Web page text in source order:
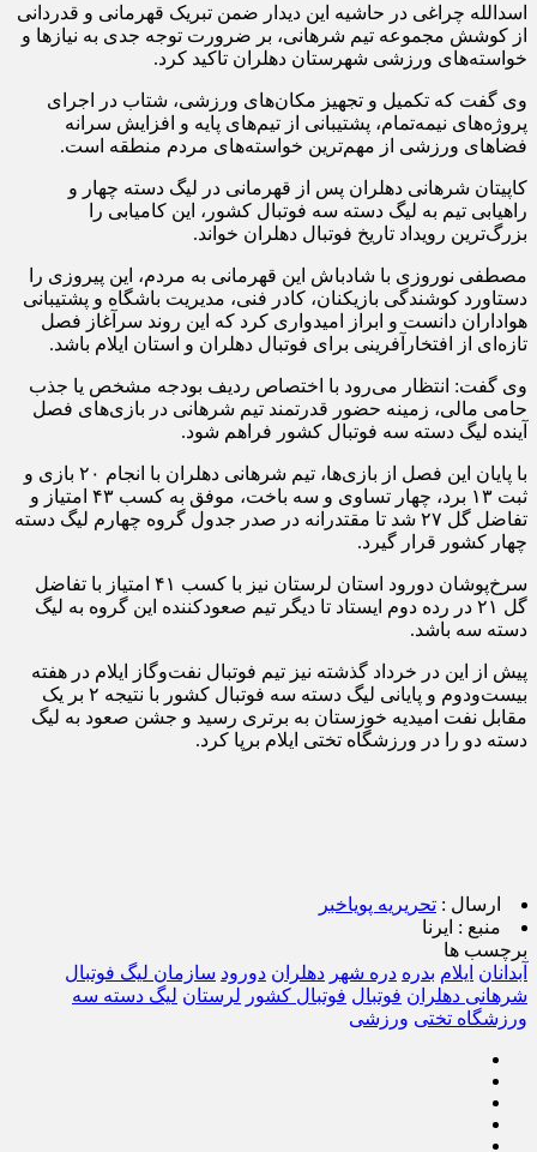
اسدالله چراغی در حاشیه این دیدار ضمن تبریک قهرمانی و قدردانی
از کوشش مجموعه تیم شرهانی، بر ضرورت توجه جدی به نیازها و
خواسته‌های ورزشی شهرستان دهلران تاکید کرد.
وی گفت که تکمیل و تجهیز مکان‌های ورزشی، شتاب‌ در اجرای
پروژه‌های نیمه‌تمام، پشتیبانی از تیم‌های پایه و افزایش سرانه
فضاهای ورزشی از مهم‌ترین خواسته‌های مردم منطقه است.
کاپیتان شرهانی دهلران پس از قهرمانی در لیگ دسته چهار و
راهیابی تیم به لیگ دسته سه فوتبال کشور، این کامیابی را
بزرگ‌ترین رویداد تاریخ فوتبال دهلران خواند.
مصطفی نوروزی با شادباش این قهرمانی به مردم، این پیروزی را
دستاورد کوشندگی بازیکنان، کادر فنی، مدیریت باشگاه و پشتیبانی
هواداران دانست و ابراز امیدواری کرد که این روند سرآغاز فصل
تازه‌ای از افتخارآفرینی برای فوتبال دهلران و استان ایلام باشد.
وی گفت: انتظار می‌رود با اختصاص ردیف بودجه مشخص یا جذب
حامی مالی، زمینه حضور قدرتمند تیم شرهانی در بازی‌های فصل
آینده لیگ دسته سه فوتبال کشور فراهم شود.
با پایان این فصل از بازی‌ها، تیم شرهانی دهلران با انجام ۲۰ بازی و
ثبت ۱۳ برد، چهار تساوی و سه باخت، موفق به کسب ۴۳ امتیاز و
تفاضل گل ۲۷ شد تا مقتدرانه در صدر جدول گروه چهارم لیگ دسته
چهار کشور قرار گیرد.
سرخ‌پوشان دورود استان لرستان نیز با کسب ۴۱ امتیاز با تفاضل
گل ۲۱ در رده دوم ایستاد تا دیگر تیم صعودکننده این گروه به لیگ
دسته سه باشد.
پیش از این در خرداد گذشته نیز تیم فوتبال نفت‌وگاز ایلام در هفته
بیست‌ودوم و پایانی لیگ دسته سه فوتبال کشور با نتیجه ۲ بر یک
مقابل نفت امیدیه خوزستان به برتری رسید و جشن صعود به لیگ
دسته دو را در ورزشگاه تختی ایلام برپا کرد.
ارسال : تحریریه پویاخبر
منبع : ایرنا
برچسب ها
آبدانان ایلام بدره دره شهر دهلران دورود سازمان لیگ فوتبال
شرهانی دهلران فوتبال فوتبال کشور لرستان لیگ دسته سه
ورزشگاه تختی ورزشی